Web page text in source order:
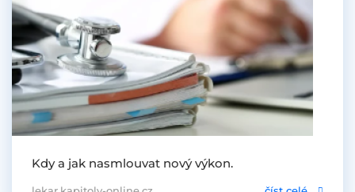
Kdy a jak nasmlouvat nový výkon.